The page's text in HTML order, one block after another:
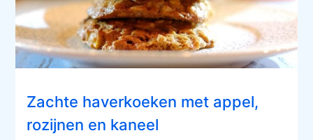
Zachte haverkoeken met appel,
rozijnen en kaneel